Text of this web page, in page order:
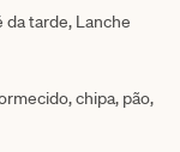
da tarde, Lanche
chipa, pão,